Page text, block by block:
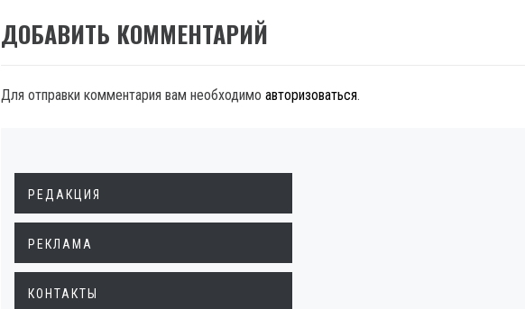
ДОБАВИТЬ КОММЕНТАРИЙ
Для отправки комментария вам необходимо авторизоваться.
РЕДАКЦИЯ
РЕКЛАМА
КОНТАКТЫ